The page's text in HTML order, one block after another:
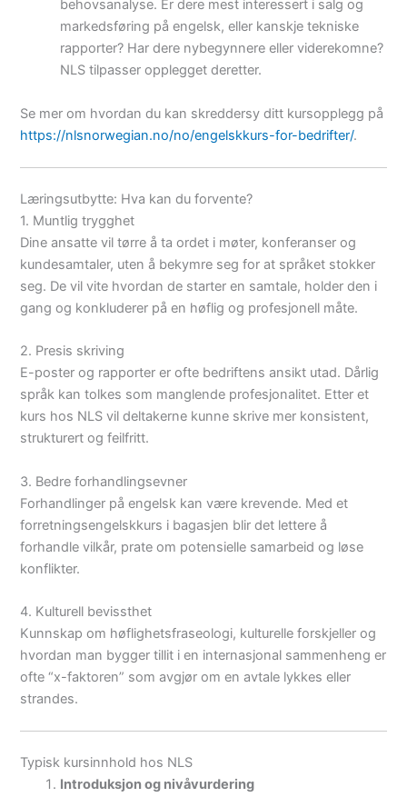
behovsanalyse. Er dere mest interessert i salg og
markedsføring på engelsk, eller kanskje tekniske
rapporter? Har dere nybegynnere eller viderekomne?
NLS tilpasser opplegget deretter.
Se mer om hvordan du kan skreddersy ditt kursopplegg på
https://nlsnorwegian.no/no/engelskkurs-for-bedrifter/.
Læringsutbytte: Hva kan du forvente?
1. Muntlig trygghet
Dine ansatte vil tørre å ta ordet i møter, konferanser og
kundesamtaler, uten å bekymre seg for at språket stokker
seg. De vil vite hvordan de starter en samtale, holder den i
gang og konkluderer på en høflig og profesjonell måte.
2. Presis skriving
E-poster og rapporter er ofte bedriftens ansikt utad. Dårlig
språk kan tolkes som manglende profesjonalitet. Etter et
kurs hos NLS vil deltakerne kunne skrive mer konsistent,
strukturert og feilfritt.
3. Bedre forhandlingsevner
Forhandlinger på engelsk kan være krevende. Med et
forretningsengelskkurs i bagasjen blir det lettere å
forhandle vilkår, prate om potensielle samarbeid og løse
konflikter.
4. Kulturell bevissthet
Kunnskap om høflighetsfraseologi, kulturelle forskjeller og
hvordan man bygger tillit i en internasjonal sammenheng er
ofte “x-faktoren” som avgjør om en avtale lykkes eller
strandes.
Typisk kursinnhold hos NLS
Introduksjon og nivåvurdering